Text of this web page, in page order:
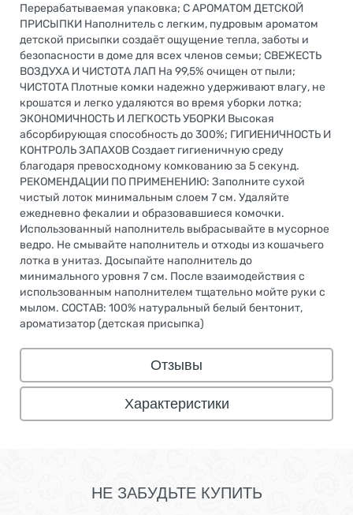
Перерабатываемая упаковка; С АРОМАТОМ ДЕТСКОЙ
ПРИСЫПКИ Наполнитель с легким, пудровым ароматом
детской присыпки создаёт ощущение тепла, заботы и
безопасности в доме для всех членов семьи; СВЕЖЕСТЬ
ВОЗДУХА И ЧИСТОТА ЛАП На 99,5% очищен от пыли;
ЧИСТОТА Плотные комки надежно удерживают влагу, не
крошатся и легко удаляются во время уборки лотка;
ЭКОНОМИЧНОСТЬ И ЛЕГКОСТЬ УБОРКИ Высокая
абсорбирующая способность до 300%; ГИГИЕНИЧНОСТЬ И
КОНТРОЛЬ ЗАПАХОВ Создает гигиеничную среду
благодаря превосходному комкованию за 5 секунд.
РЕКОМЕНДАЦИИ ПО ПРИМЕНЕНИЮ: Заполните сухой
чистый лоток минимальным слоем 7 см. Удаляйте
ежедневно фекалии и образовавшиеся комочки.
Использованный наполнитель выбрасывайте в мусорное
ведро. Не смывайте наполнитель и отходы из кошачьего
лотка в унитаз. Досыпайте наполнитель до
минимального уровня 7 см. После взаимодействия с
использованным наполнителем тщательно мойте руки с
мылом. СОСТАВ: 100% натуральный белый бентонит,
ароматизатор (детская присыпка)
Отзывы
Характеристики
НЕ ЗАБУДЬТЕ КУПИТЬ